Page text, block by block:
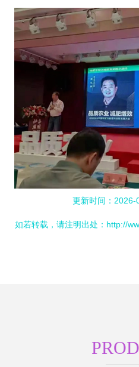
更新时间：2026-
如若转载，请注明出处：http://